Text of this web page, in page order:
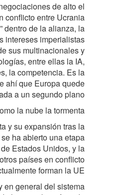
de alto el
conflicto entre Ucrania
dentro de la alianza, la
intereses imperialistas
sus multinacionales y
entre ellas la IA,
la competencia. Es la
ahí que Europa quede
a un segundo plano.
la nube la tormenta
y su expansión tras la
ha abierto una etapa
Estados Unidos, y la
países en conflicto
forman la UE.
en general del sistema